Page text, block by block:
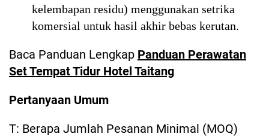
kelembapan residu) menggunakan setrika
komersial untuk hasil akhir bebas kerutan.
Baca Panduan Lengkap Panduan Perawatan
Set Tempat Tidur Hotel Taitang
Pertanyaan Umum
T: Berapa Jumlah Pesanan Minimal (MOQ)